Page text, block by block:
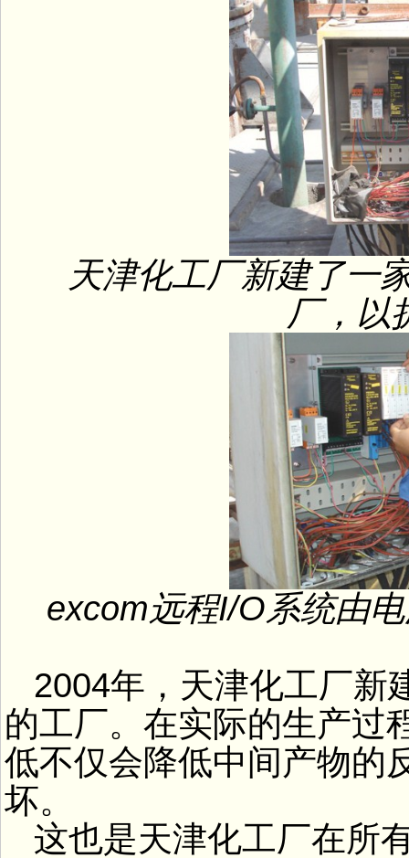
天津化工厂新建了一
厂，以
excom远程I/O系统由
2004年，天津化工厂新
的工厂。在实际的生产过
低不仅会降低中间产物的
坏。
这也是天津化工厂在所